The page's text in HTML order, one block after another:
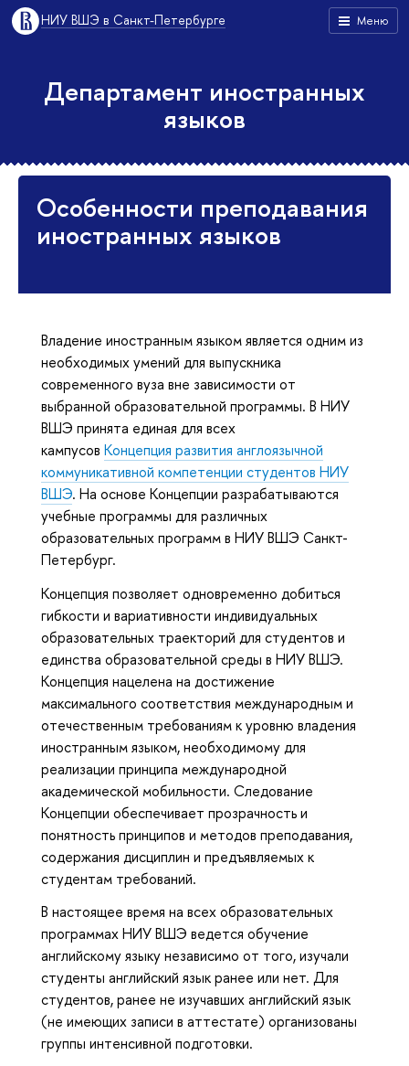
Меню
НИУ ВШЭ в Санкт-Петербурге
Департамент иностранных
языков
Особенности преподавания
иностранных языков
Владение иностранным языком является одним из
необходимых умений для выпускника
современного вуза вне зависимости от
выбранной образовательной программы. В НИУ
ВШЭ принята единая для всех
кампусов Концепция развития англоязычной
коммуникативной компетенции студентов НИУ
ВШЭ. На основе Концепции разрабатываются
учебные программы для различных
образовательных программ в НИУ ВШЭ Санкт-
Петербург.
Концепция позволяет одновременно добиться
гибкости и вариативности индивидуальных
образовательных траекторий для студентов и
единства образовательной среды в НИУ ВШЭ.
Концепция нацелена на достижение
максимального соответствия международным и
отечественным требованиям к уровню владения
иностранным языком, необходимому для
реализации принципа международной
академической мобильности. Следование
Концепции обеспечивает прозрачность и
понятность принципов и методов преподавания,
содержания дисциплин и предъявляемых к
студентам требований.
В настоящее время на всех образовательных
программах НИУ ВШЭ ведется обучение
английскому языку независимо от того, изучали
студенты английский язык ранее или нет. Для
студентов, ранее не изучавших английский язык
(не имеющих записи в аттестате) организованы
группы интенсивной подготовки.